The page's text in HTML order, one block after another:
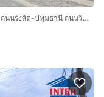
ทาวน์เฮ้าส์ 2 ชั้น 16.2 ตร.ว. หมู่บ้านสิริเพลส รังสิต ถนนรังสิต-ปทุมธานี ถนนวิภาวดี เมืองปทุมธานี ปทุมธานี